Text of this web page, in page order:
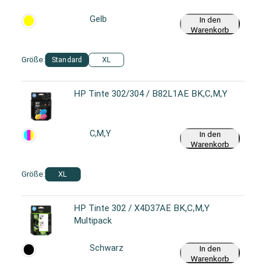
Größe: Standard XL
Gelb
In den
Warenkorb
HP Tinte 302/304 / B82L1AE BK,C,M,Y
Größe: XL
C,M,Y
In den
Warenkorb
HP Tinte 302 / X4D37AE BK,C,M,Y
Multipack
Schwarz
In den
Warenkorb